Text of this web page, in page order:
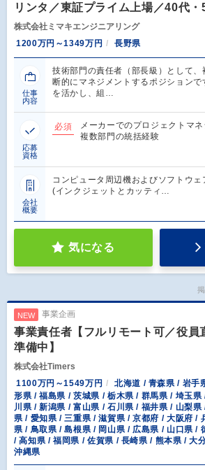
リンタ／東証プライム上場／40代
株式会社ミマキエンジニアリング
1200万円～1349万円
長野県
仕事
内容
技術部門の責任者（部長級）として
断的にマネジメントするポジション
を活かし、組…
応募
資格
必須
メーカーでのプロジェクトマ
複数部門の統括経験
会社
概要
コンピュータ周辺機およびソフトウ
(インクジェットとカッティ…
気になる
NEW 事業企画
事業責任者【フルリモート可／役
準備中】
株式会社Timers
1100万円～1549万円
北海道 / 青森県 / 岩手
形県 / 福島県 / 茨城県 / 栃木県 / 群馬県 / 埼玉
川県 / 新潟県 / 富山県 / 石川県 / 福井県 / 山梨県
県 / 愛知県 / 三重県 / 滋賀県 / 京都府 / 大阪府 /
県 / 鳥取県 / 島根県 / 岡山県 / 広島県 / 山口県 /
/ 高知県 / 福岡県 / 佐賀県 / 長崎県 / 熊本県 / 大
沖縄県